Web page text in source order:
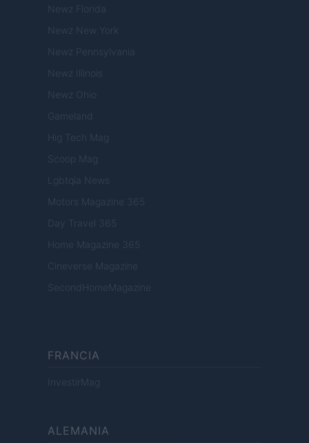
Newz Florida
Newz New York
Newz Pennsylvania
Newz Illinois
Newz Ohio
Gameland
Hig Tech Mag
Scoop Mag
Lgbtqia News
Motors Magazine 365
Day Travel 365
Home Magazine 365
Cineverse Magazine
SecondHomeMagazine
FRANCIA
InvestirMag
ALEMANIA